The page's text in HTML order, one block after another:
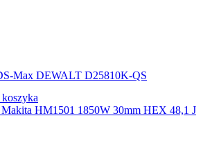
Max DEWALT D25810K-QS